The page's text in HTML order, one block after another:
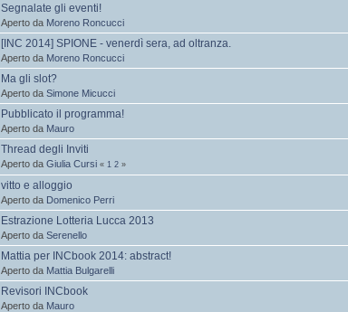
Segnalate gli eventi!
Aperto da Moreno Roncucci
[INC 2014] SPIONE - venerdì sera, ad oltranza.
Aperto da Moreno Roncucci
Ma gli slot?
Aperto daSimone Micucci
Pubblicato il programma!
Aperto da Mauro
Thread degli Inviti
Aperto daGiulia Cursi « 1 2 »
vitto e alloggio
Aperto da Domenico Perri
Estrazione Lotteria Lucca 2013
Aperto daSerenello
Mattia per INCbook 2014: abstract!
Aperto da Mattia Bulgarelli
Revisori INCbook
Aperto da Mauro